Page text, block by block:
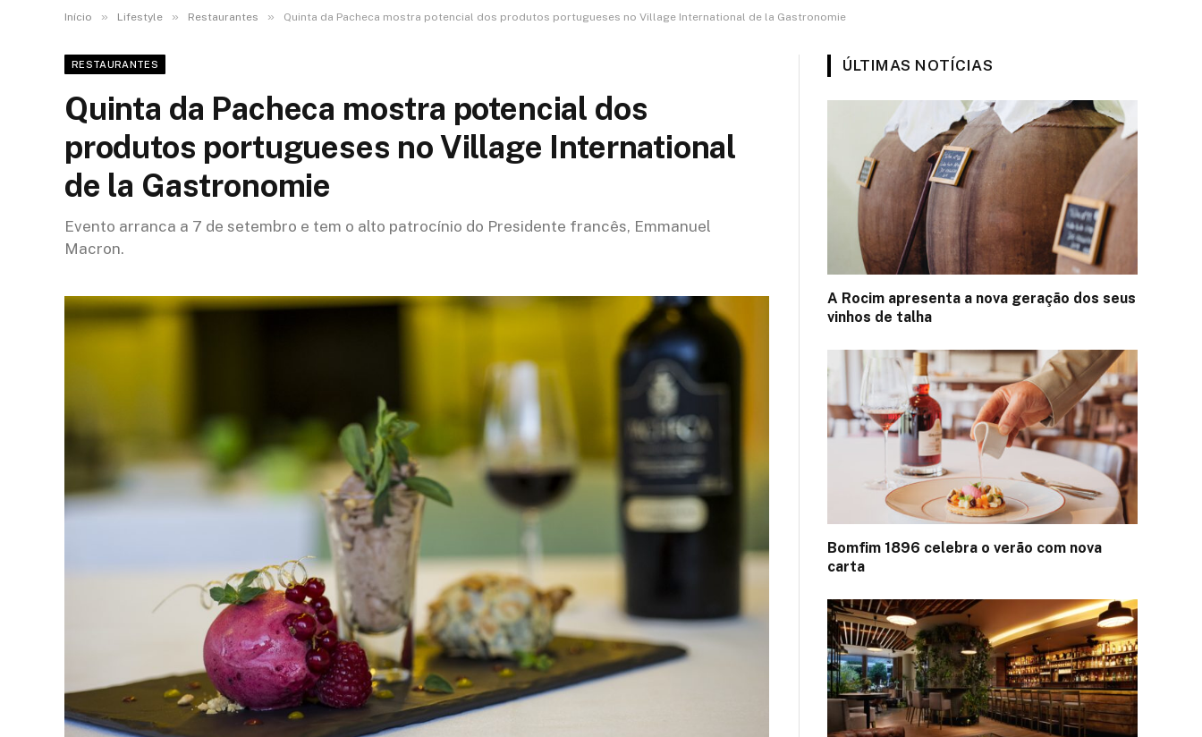
Início » Lifestyle » Restaurantes » Quinta da Pacheca mostra potencial dos produtos portugueses no Village International de la Gastronomie
RESTAURANTES
Quinta da Pacheca mostra potencial dos
produtos portugueses no Village International
de la Gastronomie
Evento arranca a 7 de setembro e tem o alto patrocínio do Presidente francês, Emmanuel
Macron.
ÚLTIMAS NOTÍCIAS
A Rocim apresenta a nova geração dos seus
vinhos de talha
Bomfim 1896 celebra o verão com nova
carta